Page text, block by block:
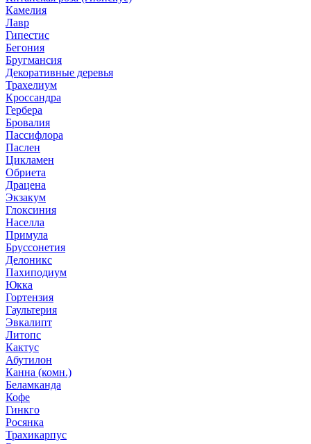
Камелия
Лавр
Гипестис
Бегония
Бругмансия
Декоративные деревья
Трахелиум
Кроссандра
Гербера
Бровалия
Пассифлора
Паслен
Цикламен
Обриета
Драцена
Экзакум
Глоксиния
Населла
Примула
Бруссонетия
Делоникс
Пахиподиум
Юкка
Гортензия
Гаультерия
Эвкалипт
Литопс
Кактус
Абутилон
Канна (комн.)
Беламканда
Кофе
Гинкго
Росянка
Трахикарпус